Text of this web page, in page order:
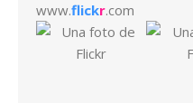
www.flickr.com